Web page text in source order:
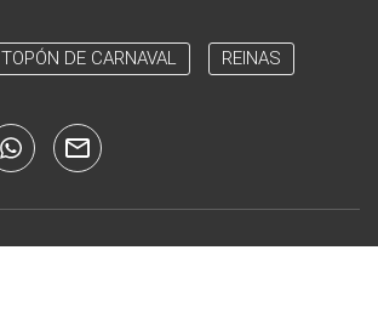
TOPÓN DE CARNAVAL REINAS